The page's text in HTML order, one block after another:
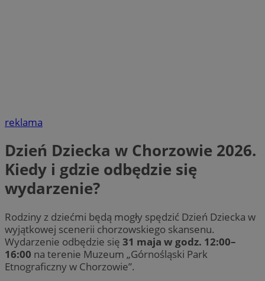
reklama
Dzień Dziecka w Chorzowie 2026.
Kiedy i gdzie odbędzie się
wydarzenie?
Rodziny z dziećmi będą mogły spędzić Dzień Dziecka w
wyjątkowej scenerii chorzowskiego skansenu.
Wydarzenie odbędzie się 31 maja w godz. 12:00–
16:00 na terenie Muzeum „Górnośląski Park
Etnograficzny w Chorzowie”.